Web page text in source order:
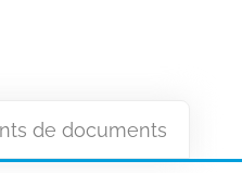
de documents